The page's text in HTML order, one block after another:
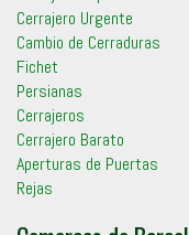
Cerrajero Urgente
Cambio de Cerraduras
Fichet
Persianas
Cerrajeros
Cerrajero Barato
Aperturas de Puertas
Rejas